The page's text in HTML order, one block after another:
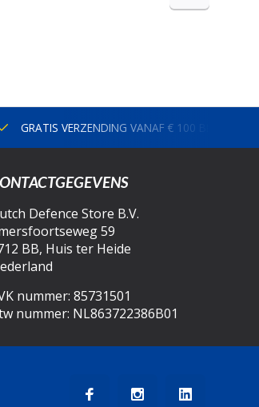
GRATIS VERZENDING VANAF € 100 BINNEN
Defence Store B.V.
59
BB, Huis ter Heide
nummer: 85731501
nummer: NL863722386B01